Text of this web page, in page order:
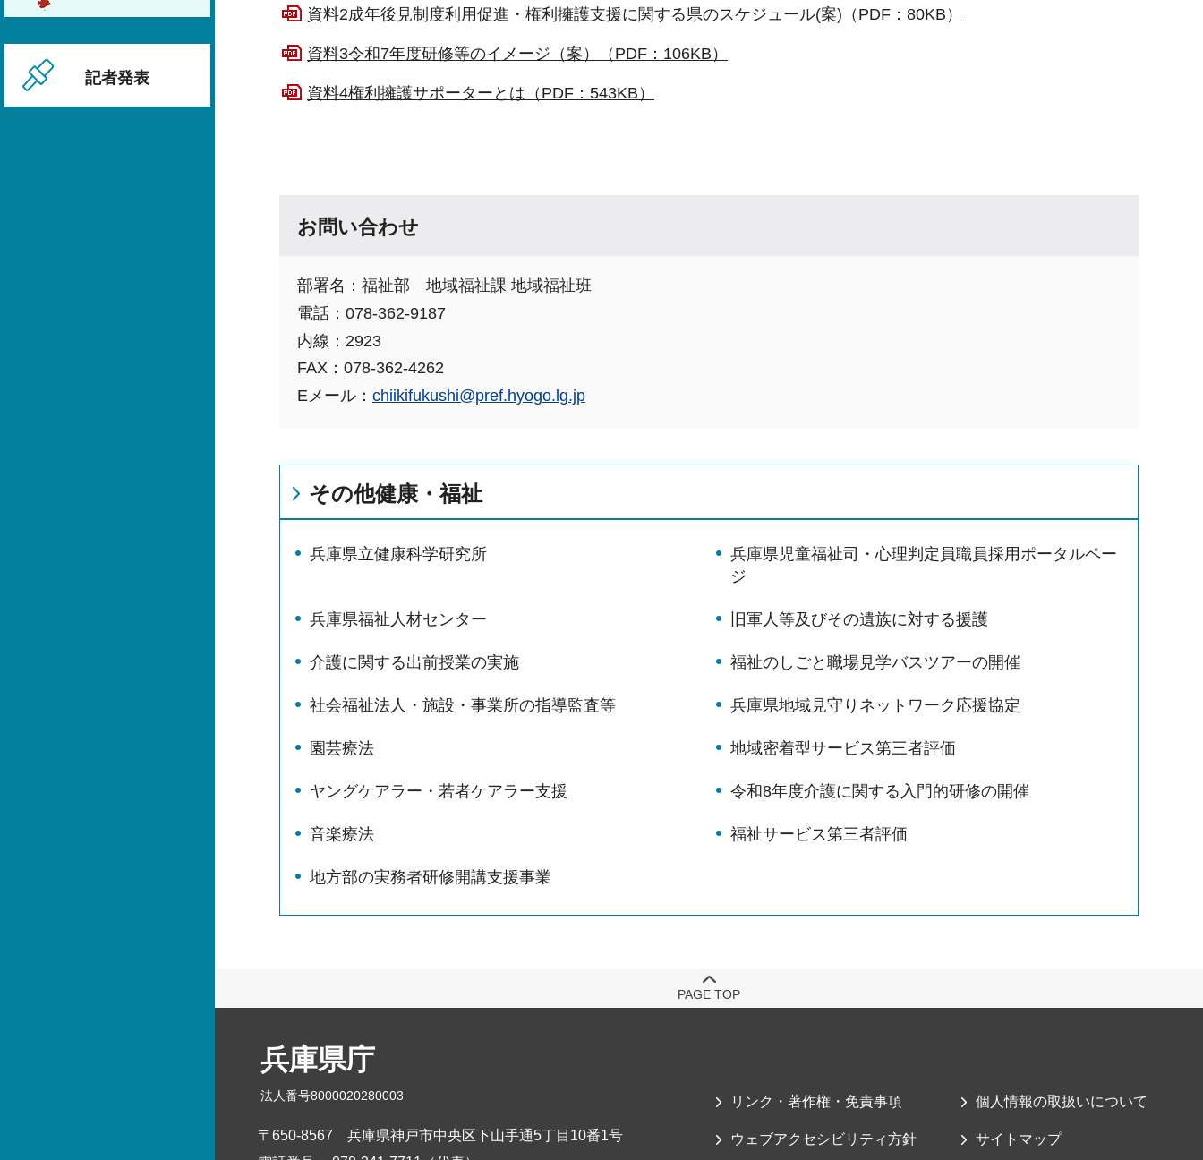
記者発表
資料2成年後見制度利用促進・権利擁護支援に関する県のスケジュール(案)（PDF：80KB）
資料3令和7年度研修等のイメージ（案）（PDF：106KB）
資料4権利擁護サポーターとは（PDF：543KB）
お問い合わせ
部署名：福祉部 地域福祉課 地域福祉班
電話：078-362-9187
内線：2923
FAX：078-362-4262
Eメール： chiikifukushi@pref.hyogo.lg.jp
その他健康・福祉
兵庫県立健康科学研究所
兵庫県児童福祉司・心理判定員職員採用ポータルペー
ジ
兵庫県福祉人材センター 旧軍人等及びその遺族に対する援護
介護に関する出前授業の実施 福祉のしごと職場見学バスツアーの開催
社会福祉法人・施設・事業所の指導監査等 兵庫県地域見守りネットワーク応援協定
園芸療法 地域密着型サービス第三者評価
ヤングケアラー・若者ケアラー支援 令和8年度介護に関する入門的研修の開催
音楽療法 福祉サービス第三者評価
地方部の実務者研修開講支援事業
PAGE TOP
兵庫県庁
法人番号8000020280003
〒650-8567
兵庫県神戸市中央区下山手通5丁目10番1号
リンク・著作権・免責事項 個人情報の取扱いについて
ウェブアクセシビリティ方針 サイトマップ